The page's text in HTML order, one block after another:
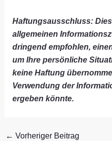
Haftungsausschluss:
allgemeinen
dringend empfohlen,
um Ihre persönliche
keine Haftung
Verwendung der
ergeben könnte.
← Vorheriger Beitrag